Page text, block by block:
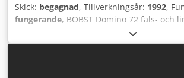
Skick: begagnad, Tillverkningsår: 1992,
fungerande, BOBST Domino 72 fals- och
salu! Årsmodell: 1992. Kallimningssystem
limpistoler. Max bredd: 720 mm. Min
hastighet: 400 m/min. Kompaktkartong